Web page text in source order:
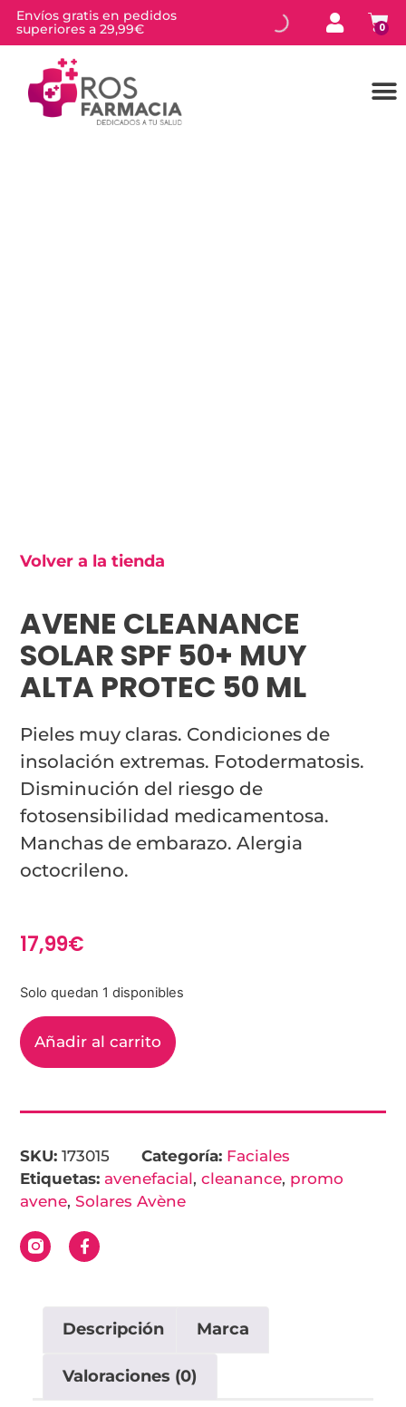
Envíos gratis en pedidos
superiores a 29,99€
0
Volver a la tienda
AVENE CLEANANCE
SOLAR SPF 50+ MUY
ALTA PROTEC 50 ML
Pieles muy claras. Condiciones de
insolación extremas. Fotodermatosis.
Disminución del riesgo de
fotosensibilidad medicamentosa.
Manchas de embarazo. Alergia
octocrileno.
17,99€
Solo quedan 1 disponibles
Añadir al carrito
SKU:173015 Categoría: Faciales
Etiquetas: avenefacial,cleanance, promo
avene,Solares Avène
Descripción Marca
Valoraciones (0)